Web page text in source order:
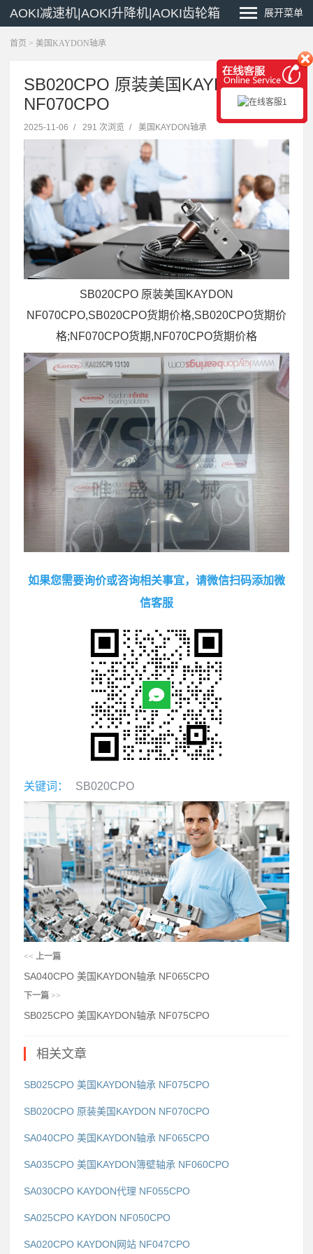
AOKI减速机|AOKI升降机|AOKI齿轮箱 展开菜单
首页 > 美国KAYDON轴承
SB020CPO 原装美国KAYDON
NF070CPO
2025-11-06 / 291 次浏览 / 美国KAYDON轴承
SB020CPO 原装美国KAYDON
NF070CPO,SB020CPO货期价格,SB020CPO货期价
格;NF070CPO货期,NF070CPO货期价格
如果您需要询价或咨询相关事宜，请微信扫码添加微
信客服
关键词： SB020CPO
<< 上一篇
SA040CPO 美国KAYDON轴承 NF065CPO
下一篇 >>
SB025CPO 美国KAYDON轴承 NF075CPO
相关文章
SB025CPO 美国KAYDON轴承 NF075CPO
SB020CPO 原装美国KAYDON NF070CPO
SA040CPO 美国KAYDON轴承 NF065CPO
SA035CPO 美国KAYDON簿壁轴承 NF060CPO
SA030CPO KAYDON代理 NF055CPO
SA025CPO KAYDON NF050CPO
SA020CPO KAYDON网站 NF047CPO